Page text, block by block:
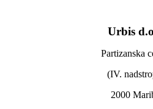
Urbis
Partizanska
(IV.
2000